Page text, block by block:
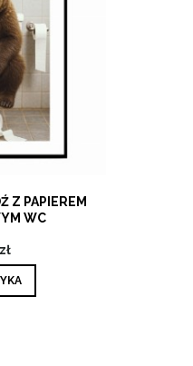
Z PAPIEREM
WC